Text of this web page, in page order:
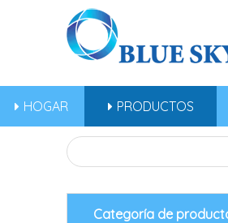
HOGAR PRODUCTOS
Categoría de